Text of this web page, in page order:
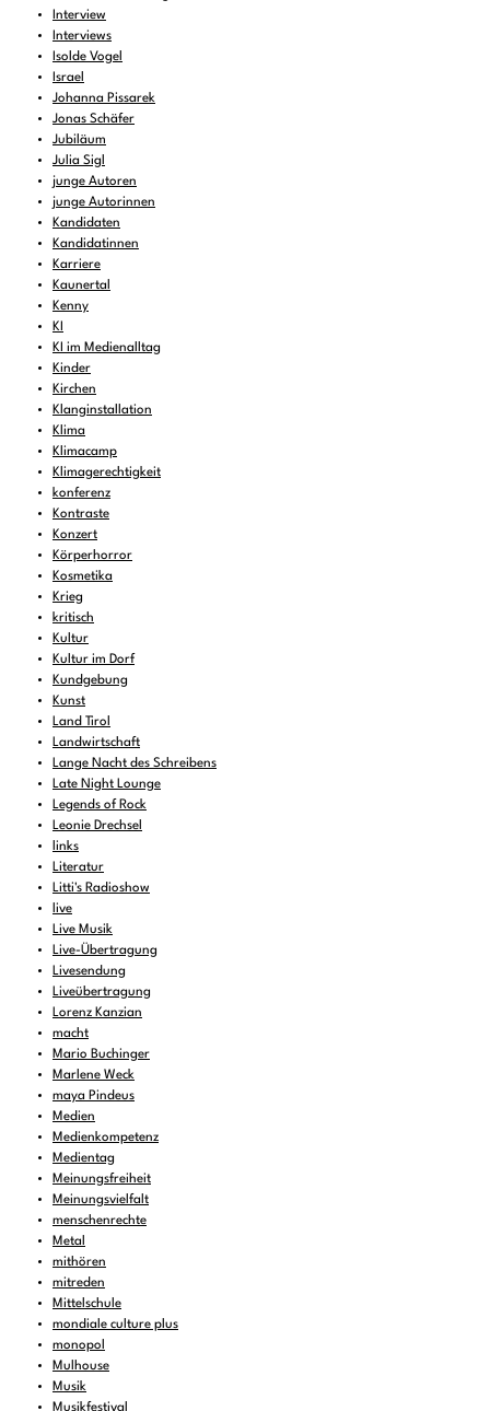
Interview
Interviews
Isolde Vogel
Israel
Johanna Pissarek
Jonas Schäfer
Jubiläum
Julia Sigl
junge Autoren
junge Autorinnen
Kandidaten
Kandidatinnen
Karriere
Kaunertal
Kenny
KI
KI im Medienalltag
Kinder
Kirchen
Klanginstallation
Klima
Klimacamp
Klimagerechtigkeit
konferenz
Kontraste
Konzert
Körperhorror
Kosmetika
Krieg
kritisch
Kultur
Kultur im Dorf
Kundgebung
Kunst
Land Tirol
Landwirtschaft
Lange Nacht des Schreibens
Late Night Lounge
Legends of Rock
Leonie Drechsel
links
Literatur
Litti's Radioshow
live
Live Musik
Live-Übertragung
Livesendung
Liveübertragung
Lorenz Kanzian
macht
Mario Buchinger
Marlene Weck
maya Pindeus
Medien
Medienkompetenz
Medientag
Meinungsfreiheit
Meinungsvielfalt
menschenrechte
Metal
mithören
mitreden
Mittelschule
mondiale culture plus
monopol
Mulhouse
Musik
Musikfestival